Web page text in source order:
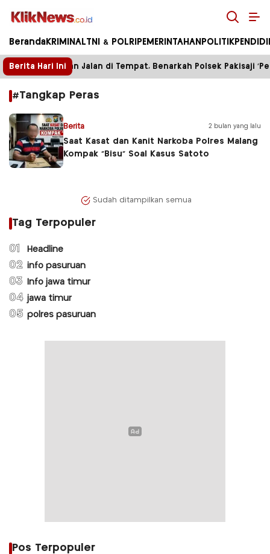
Kliknews.co.id
Beranda KRIMINAL TNI & POLRI PEMERINTAHAN POLITIK
Berita Hari Ini
Enam Bulan Jalan di Tempat, Benarkah Polsek Pakisaji
#Tangkap Peras
Berita 2 bulan yang lalu
Saat Kasat dan Kanit Narkoba Polres Malang
Kompak “Bisu” Soal Kasus Satoto
Sudah ditampilkan semua
Tag Terpopuler
01 Headline
02 info pasuruan
03 Info jawa timur
04 jawa timur
05 polres pasuruan
Pos Terpopuler